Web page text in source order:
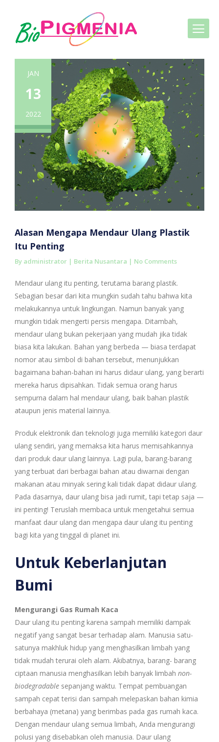
JAN
13
2022
Alasan Mengapa Mendaur Ulang Plastik
Itu Penting
By administrator | Berita Nusantara | No Comments
Mendaur ulang itu penting, terutama barang plastik.
Sebagian besar dari kita mungkin sudah tahu bahwa kita
melakukannya untuk lingkungan. Namun banyak yang
mungkin tidak mengerti persis mengapa. Ditambah,
mendaur ulang bukan pekerjaan yang mudah jika tidak
biasa kita lakukan. Bahan yang berbeda — biasa terdapat
nomor atau simbol di bahan tersebut, menunjukkan
bagaimana bahan-bahan ini harus didaur ulang, yang berarti
mereka harus dipisahkan. Tidak semua orang harus
sempurna dalam hal mendaur ulang, baik bahan plastik
ataupun jenis material lainnya.
Produk elektronik dan teknologi juga memiliki kategori daur
ulang sendiri, yang memaksa kita harus memisahkannya
dari produk daur ulang lainnya. Lagi pula, barang-barang
yang terbuat dari berbagai bahan atau diwarnai dengan
makanan atau minyak sering kali tidak dapat didaur ulang.
Pada dasarnya, daur ulang bisa jadi rumit, tapi tetap saja —
ini penting! Teruslah membaca untuk mengetahui semua
manfaat daur ulang dan mengapa daur ulang itu penting
bagi kita yang tinggal di planet ini.
Untuk Keberlanjutan
Bumi
Mengurangi Gas Rumah Kaca
Daur ulang itu penting karena sampah memiliki dampak
negatif yang sangat besar terhadap alam. Manusia satu-
satunya makhluk hidup yang menghasilkan limbah yang
tidak mudah terurai oleh alam. Akibatnya, barang- barang
ciptaan manusia menghasilkan lebih banyak limbah non-
biodegradable sepanjang waktu. Tempat pembuangan
sampah cepat terisi dan sampah melepaskan bahan kimia
berbahaya (metana) yang berimbas pada gas rumah kaca.
Dengan mendaur ulang semua limbah, Anda mengurangi
polusi yang disebabkan oleh manusia. Daur ulang